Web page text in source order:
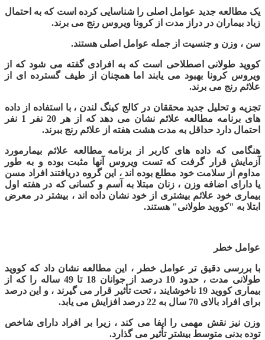
یک مطالعه جدید عوامل اصلی را شناسایی کرده است که به احتمال
زیاد بیماران در دراز مدت از کرونا ویروس رنج می برند.
سن ، وزن و جنسیت از جمله عوامل اصلی هستند.
کووید طولانی اصطلاحی است که به افرادی گفته می شود که از
ویروس کرونا بهبود می یابند اما همچنان از طیف گسترده ای از
علائم رنج می برند.
تجزیه و تحلیل جدید محققان در کالج کینگ لندن ، با استفاده از داده
های برنامه مطالعه علائم نشان می دهد که از هر 20 نفر 1 نفر
احتمال دارد حداقل به مدت هشت هفته از علائم رنج ببرند.
هنگامی که داده های کاربر از برنامه مطالعه علائم بیمارمورد
آزمایش قرار گرفت که تست ویروس آنها مثبت بوده و به طور
مداوم از سلامت خود مطلع بوده اند ، این گروه دریافتند افراد مسن
یا دارای اضافه وزن ، زنان مبتلا به آسم و کسانی که در هفته اول
بیماری خود علائم بیشتری از خود نشان داده اند ، بیشتر در معرض
ابتلا به "کووید طولانی" هستند.
عوامل خطر
با بررسی دقیق تر عوامل خطر ، این مطالعه نشان داد که کووید
طولانی مدت ، حدود 10 درصد از جوانان 18 تا 49 ساله را که از
بیماری کووید 19 ناخوشایند ، تحت تأثیر قرار می گیرند ، و این درصد
برای افراد بالای 70 سال به 22 درصد افزایش می یابد.
وزن نیز نقش مهمی را ایفا می کند ، زیرا بر افراد دارای شاخص
توده بدنی متوسط ​​بیشتر تأثیر می گذارد.